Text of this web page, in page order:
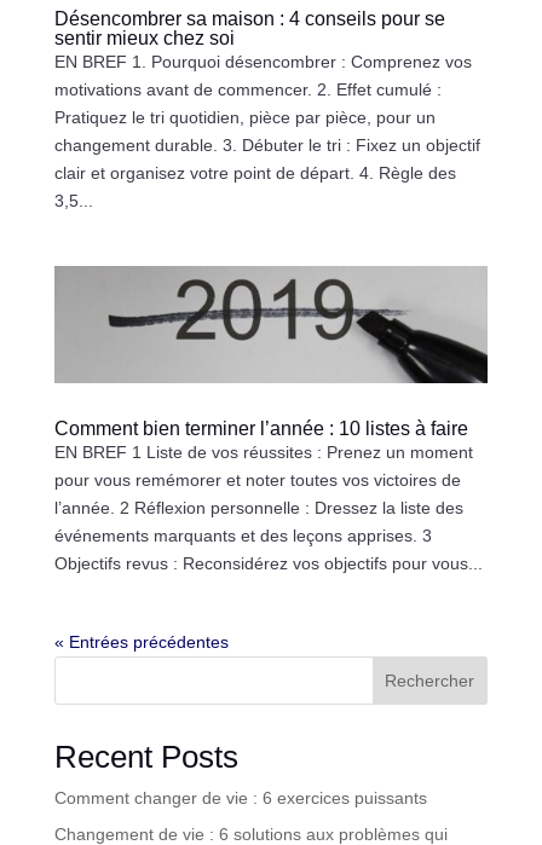
Désencombrer sa maison : 4 conseils pour se
sentir mieux chez soi
EN BREF 1. Pourquoi désencombrer : Comprenez vos
motivations avant de commencer. 2. Effet cumulé :
Pratiquez le tri quotidien, pièce par pièce, pour un
changement durable. 3. Débuter le tri : Fixez un objectif
clair et organisez votre point de départ. 4. Règle des
3,5...
Comment bien terminer l’année : 10 listes à faire
EN BREF 1 Liste de vos réussites : Prenez un moment
pour vous remémorer et noter toutes vos victoires de
l’année. 2 Réflexion personnelle : Dressez la liste des
événements marquants et des leçons apprises. 3
Objectifs revus : Reconsidérez vos objectifs pour vous...
« Entrées précédentes
Rechercher
Recent Posts
Comment changer de vie : 6 exercices puissants
Changement de vie : 6 solutions aux problèmes qui